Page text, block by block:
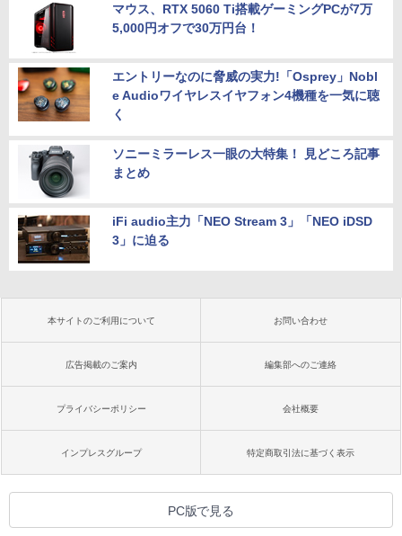
マウス、RTX 5060 Ti搭載ゲーミングPCが7万
5,000円オフで30万円台！
エントリーなのに脅威の実力!「Osprey」Nobl
e Audioワイヤレスイヤフォン4機種を一気に聴
く
ソニーミラーレス一眼の大特集！ 見どころ記事
まとめ
iFi audio主力「NEO Stream 3」「NEO iDSD
3」に迫る
本サイトのご利用について お問い合わせ
広告掲載のご案内 編集部へのご連絡
プライバシーポリシー 会社概要
インプレスグループ 特定商取引法に基づく表示
PC版で見る